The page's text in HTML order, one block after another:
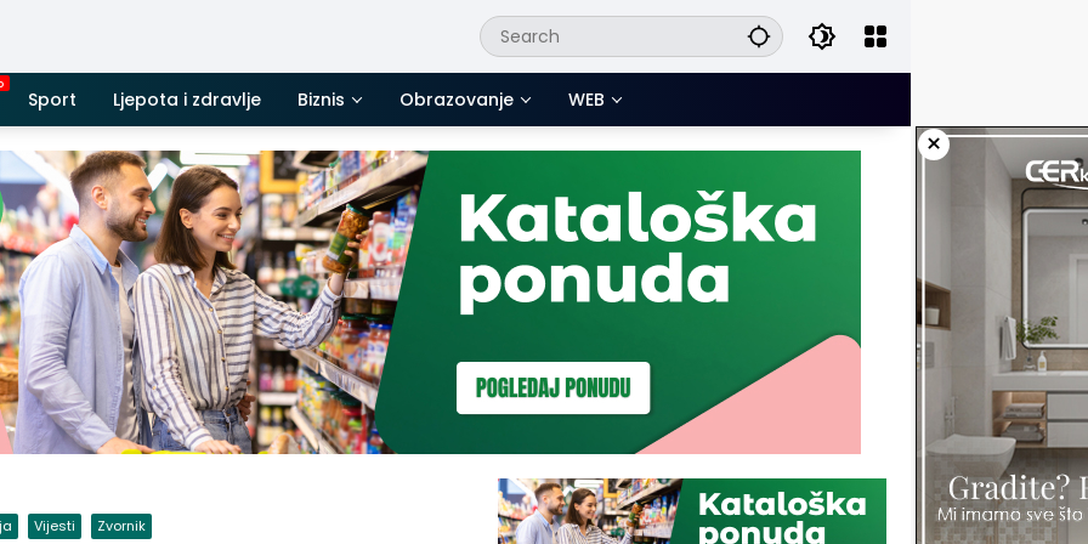
Sport Ljepota i zdravlje Biznis Obrazovanje WEB
×
Vijesti Zvornik